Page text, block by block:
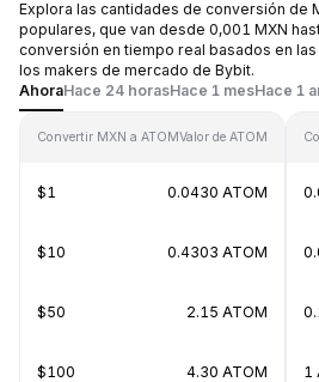
Explora las cantidades de conversión de
populares, que van desde 0,001 MXN
conversión en tiempo real basados en
los makers de mercado de Bybit.
AhoraHace 24 horasHace 1 mesHace 1
Convertir MXN a ATOMValor de ATOM
$1 0.0430 ATOM
$10 0.4303 ATOM
$50 2.15 ATOM
$100 4.30 ATOM 1